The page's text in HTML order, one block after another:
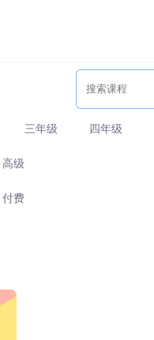
三年级 四年级
高级
付费